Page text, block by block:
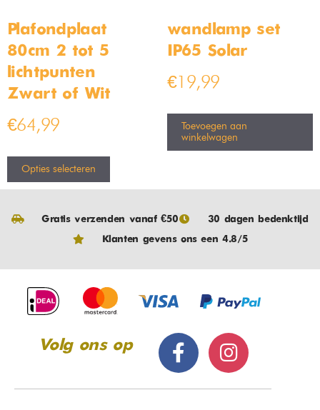
Plafondplaat
80cm 2 tot 5
lichtpunten –
Zwart of Wit
€64,99
Opties selecteren
wandlamp set
IP65 Solar
€19,99
Toevoegen aan
winkelwagen
Gratis verzenden vanaf €50
30 dagen bedenktijd
Klanten gevens ons een 4.8/5
Volg ons op